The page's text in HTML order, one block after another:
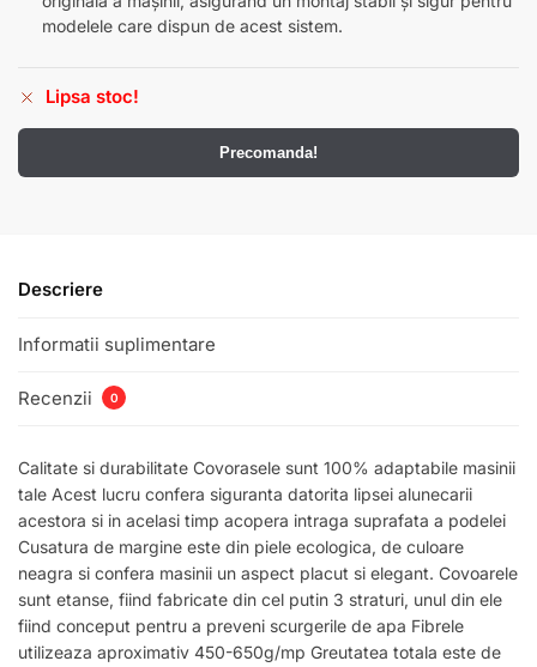
modelele care dispun de acest sistem.
Lipsa stoc!
Precomanda!
Descriere
Informatii suplimentare
Recenzii 0
Calitate si durabilitate Covorasele sunt 100% adaptabile masinii
tale Acest lucru confera siguranta datorita lipsei alunecarii
acestora si in acelasi timp acopera intraga suprafata a podelei
Cusatura de margine este din piele ecologica, de culoare
neagra si confera masinii un aspect placut si elegant. Covoarele
sunt etanse, fiind fabricate din cel putin 3 straturi, unul din ele
fiind conceput pentru a preveni scurgerile de apa Fibrele
utilizeaza aproximativ 450-650g/mp Greutatea totala este de